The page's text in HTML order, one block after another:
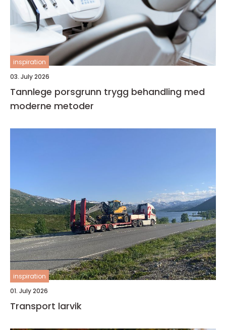
inspiration
03. July 2026
Tannlege porsgrunn trygg behandling med
moderne metoder
inspiration
01. July 2026
Transport larvik